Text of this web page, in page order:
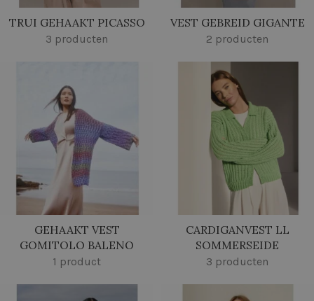
TRUI GEHAAKT PICASSO
3 producten
VEST GEBREID GIGANTE
2 producten
GEHAAKT VEST
GOMITOLO BALENO
1 product
CARDIGANVEST LL
SOMMERSEIDE
3 producten